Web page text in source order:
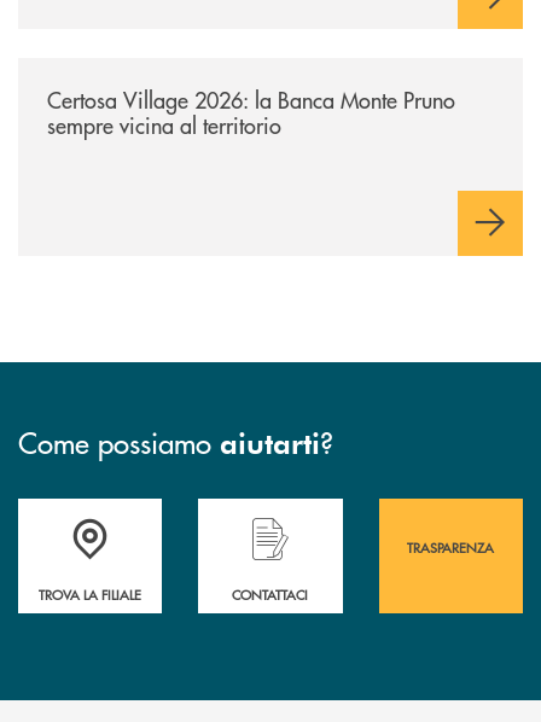
Certosa Village 2026: la Banca Monte Pruno
sempre vicina al territorio
Come possiamo aiutarti?
Accedi all' elenco completo&nbsp; delle&nbsp; filiali&nbsp; di Banca
TROVA LA FILIALE
Hai bisogno di assistenza immediata?
CONTATTACI
TRASPARENZA